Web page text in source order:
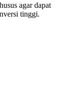
agar dapat
tinggi.